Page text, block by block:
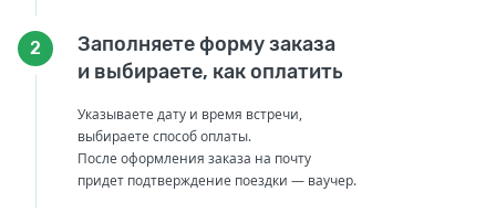
2
Заполняете форму заказа
и выбираете, как оплатить
Указываете дату и время встречи,
выбираете способ оплаты.
После оформления заказа на почту
придет подтверждение поездки — ваучер.